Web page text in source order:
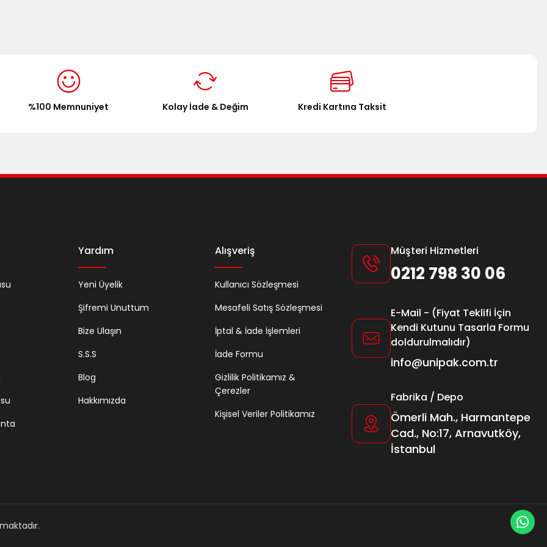
%100 Memnuniyet Kolay İade & Değim Kredi Kartına Taksit
Yardım
Yeni Üyelik
Şifremi Unuttum
Bize Ulaşın
S.S.S
Blog
Hakkımızda
Alışveriş
Kullanıcı Sözleşmesi
Mesafeli Satış Sözleşmesi
İptal & İade İşlemleri
İade Formu
Gizlilik Politikamız &
Çerezler
Kişisel Veriler Politikamız
Müşteri Hizmetleri
0212 798 30 06
E-Mail - (Fiyat Teklifi İçin
Kendi Kutunu Tasarla Formu
doldurulmalıdır)
info@unipak.com.tr
Fabrika / Depo
Ömerli Mah., Harmantepe
Cad., No:17, Arnavutköy,
İstanbul